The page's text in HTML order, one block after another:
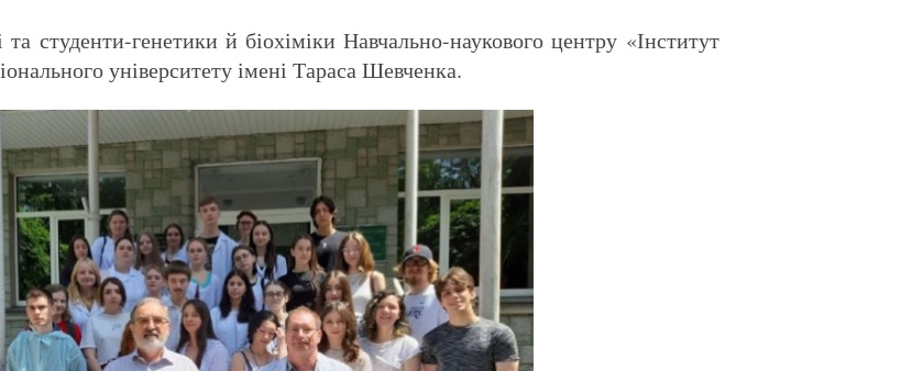
та студенти-генетики й біохіміки Навчально-наукового центру «Інститут
університету імені Тараса Шевченка.